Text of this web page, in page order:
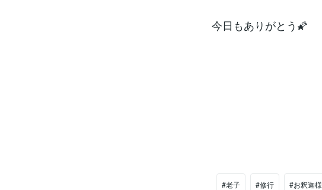
今日もありがとう🌠
#老子 #修行 #お釈迦様